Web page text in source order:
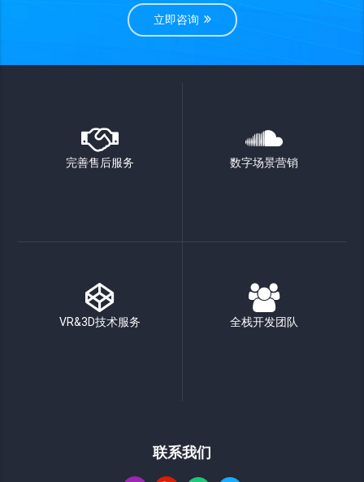
立即咨询
完善售后服务 数字场景营销
VR&3D技术服务 全栈开发团队
联系我们